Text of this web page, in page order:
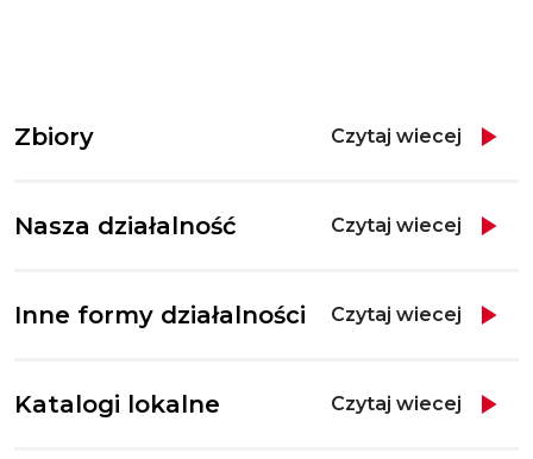
Zbiory Czytaj wiecej
Nasza działalność Czytaj wiecej
Inne formy działalności Czytaj wiecej
Katalogi lokalne Czytaj wiecej